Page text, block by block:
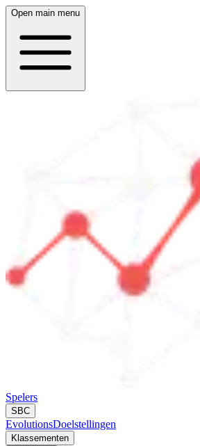
Open main menu
Spelers
SBC
EvolutionsDoelstellingen
Klassementen